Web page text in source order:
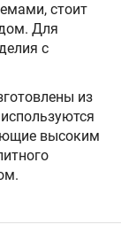
стоит
Для
с
из
высоким